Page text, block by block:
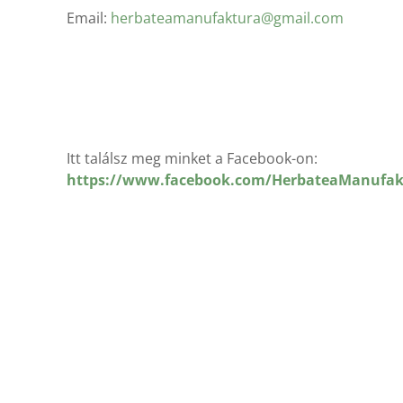
Email: herbateamanufaktura@gmail.com
Itt találsz meg minket a Facebook-on:
https://www.facebook.com/